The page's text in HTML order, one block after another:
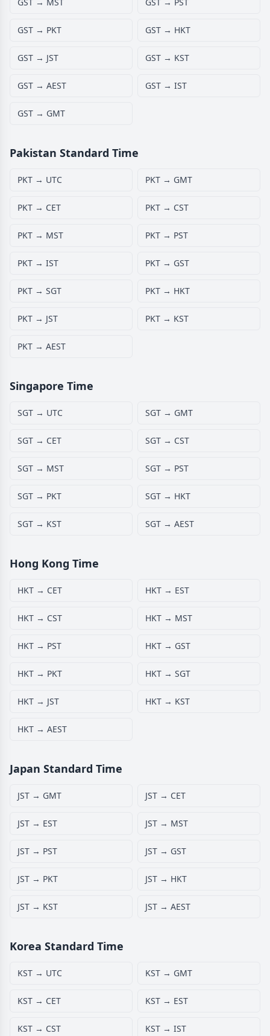
GST → PKT GST → HKT
GST → JST GST → KST
GST → AEST GST → IST
GST → GMT
Pakistan Standard Time
PKT → UTC PKT → GMT
PKT → CET PKT → CST
PKT → MST PKT → PST
PKT → IST PKT → GST
PKT → SGT PKT → HKT
PKT → JST PKT → KST
PKT → AEST
Singapore Time
SGT → UTC SGT → GMT
SGT → CET SGT → CST
SGT → MST SGT → PST
SGT → PKT SGT → HKT
SGT → KST SGT → AEST
Hong Kong Time
HKT → CET HKT → EST
HKT → CST HKT → MST
HKT → PST HKT → GST
HKT → PKT HKT → SGT
HKT → JST HKT → KST
HKT → AEST
Japan Standard Time
JST → GMT JST → CET
JST → EST JST → MST
JST → PST JST → GST
JST → PKT JST → HKT
JST → KST JST → AEST
Korea Standard Time
KST → UTC KST → GMT
KST → CET KST → EST
KST → CST KST → IST